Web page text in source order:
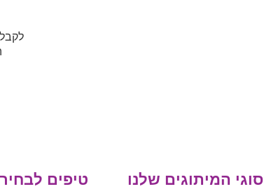
טיפים
סוגי המיתוגים שלנו